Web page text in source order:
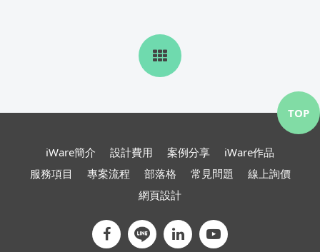
iWare簡介 設計費用 案例分享
iWare作品
服務項目
專案流程 部落格 常見問題
線上詢價
網頁設計
TOP